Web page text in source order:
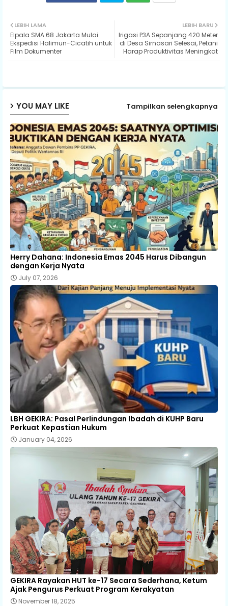
ats
LEBIH BARU
Irigasi P3A Sepanjang 420 Meter
di Desa Sirnasari Selesai, Petani
Harap Produktivitas Meningkat
LEBIH LAMA
Elpala SMA 68 Jakarta Mulai
Ekspedisi Halimun-Cicatih untuk
Film Dokumenter
YOU MAY LIKE Tampilkan selengkapnya
Herry Dahana: Indonesia Emas 2045 Harus Dibangun
dengan Kerja Nyata
July 07, 2026
LBH GEKIRA: Pasal Perlindungan Ibadah di KUHP Baru
Perkuat Kepastian Hukum
January 04, 2026
GEKIRA Rayakan HUT ke-17 Secara Sederhana, Ketum
Ajak Pengurus Perkuat Program Kerakyatan
November 18, 2025